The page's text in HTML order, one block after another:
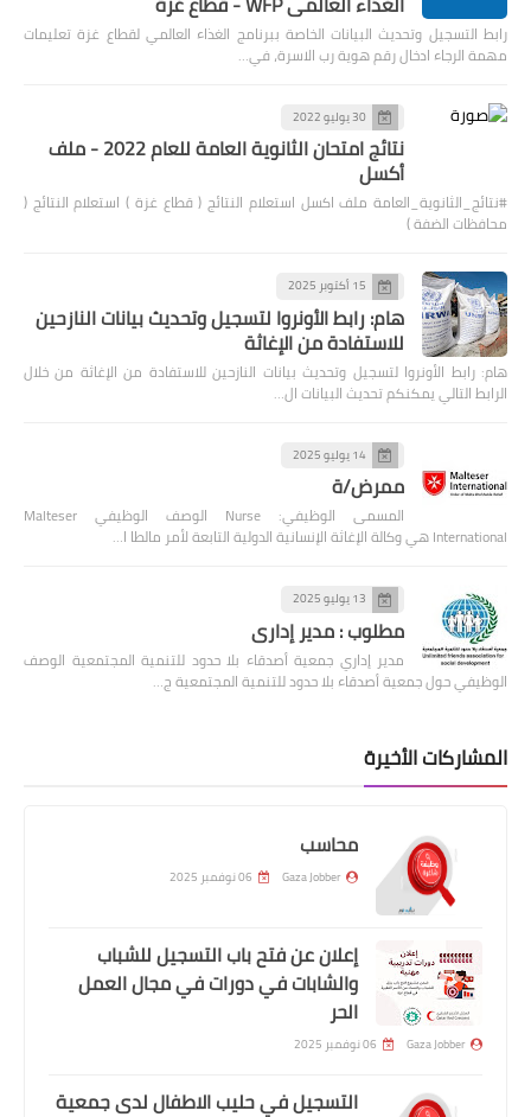
رابط التسجيل وتحديث البيانات الخاصة ببرنامج الغذاء العالمي لقطاع غزة تعليمات
مهمة الرجاء ادخال رقم هوية رب الاسرة، في…
30 يوليو 2022
نتائج امتحان الثانوية العامة للعام 2022 - ملف
أكسل
#نتائج_الثانوية_العامة ملف اكسل استعلام النتائج ( قطاع غزة ) استعلام النتائج (
محافظات الضفة )
15 أكتوبر 2025
هام: رابط الأونروا لتسجيل وتحديث بيانات النازحين
للاستفادة من الإغاثة
هام: رابط الأونروا لتسجيل وتحديث بيانات النازحين للاستفادة من الإغاثة من خلال
الرابط التالي يمكنكم تحديث البيانات ال…
14 يوليو 2025
ممرض/ة
المسمى الوظيفي: Nurse الوصف الوظيفي Malteser
International هي وكالة الإغاثة الإنسانية الدولية التابعة لأمر مالطا ا…
13 يوليو 2025
مطلوب : مدير إداري
مدير إداري جمعية أصدقاء بلا حدود للتنمية المجتمعية الوصف
الوظيفي حول جمعية أصدقاء بلا حدود للتنمية المجتمعية ج…
المشاركات الأخيرة
محاسب
Gaza Jobber 06 نوفمبر 2025
إعلان عن فتح باب التسجيل للشباب
والشابات في دورات في مجال العمل
الحر
Gaza Jobber 06 نوفمبر 2025
التسجيل في حليب الاطفال لدى جمعية